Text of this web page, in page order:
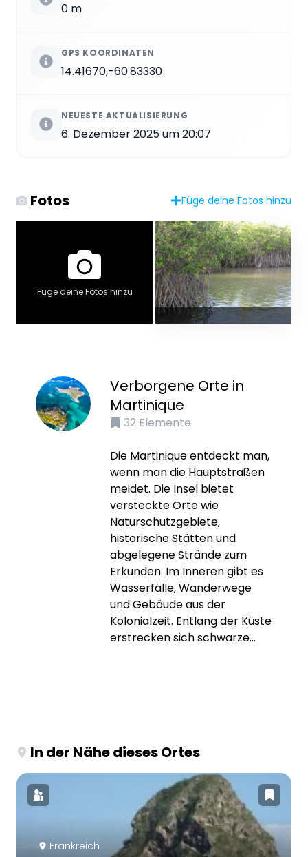
0 m
GPS KOORDINATEN
14.41670,-60.83330
NEUESTE AKTUALISIERUNG
6. Dezember 2025 um 20:07
Fotos Füge deine Fotos hinzu
Füge deine Fotos hinzu
Verborgene Orte in
Martinique
32 Elemente
Die Martinique entdeckt man,
wenn man die Hauptstraßen
meidet. Die Insel bietet
versteckte Orte wie
Naturschutzgebiete,
historische Stätten und
abgelegene Strände zum
Erkunden. Im Inneren gibt es
Wasserfälle, Wanderwege
und Gebäude aus der
Kolonialzeit. Entlang der Küste
erstrecken sich schwarze...
In der Nähe dieses Ortes
Frankreich